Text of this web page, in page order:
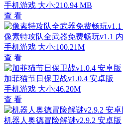
手机游戏 大小:210.94 MB
查 看
像素特攻队全武器免费畅玩v1.1
手机游戏 大小:100.21M
查 看
加菲猫节日保卫战v1.0.4 安卓版
手机游戏 大小:46.20M
查 看
机器人奥德冒险解谜v2.9.2 安卓版